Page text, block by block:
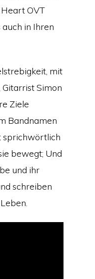
OVT
in Ihren
mit
Simon
Ziele
Bandnamen
sprichwörtlich
bewegt; Und
und ihr
schreiben